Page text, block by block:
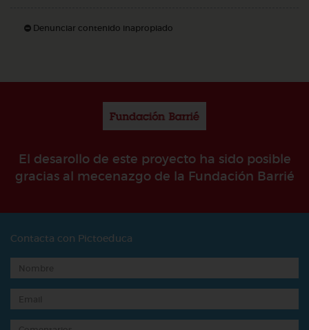
Denunciar contenido inapropiado
El desarollo de este proyecto ha sido posible
gracias al mecenazgo de la Fundación Barrié
Contacta con Pictoeduca